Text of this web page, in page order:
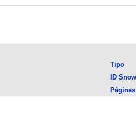
Tipo
ID Snow
Páginas